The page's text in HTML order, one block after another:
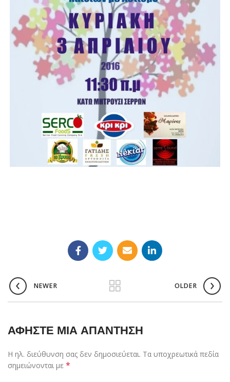
NEWER OLDER
ΑΦΉΣΤΕ ΜΙΑ ΑΠΆΝΤΗΣΗ
Η ηλ. διεύθυνση σας δεν δημοσιεύεται. Τα υποχρεωτικά πεδία
σημειώνονται με *